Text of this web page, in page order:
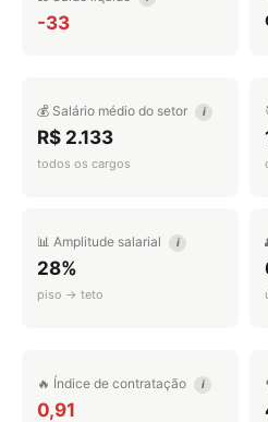
-33
💰 Salário médio do setor i
R$ 2.133
todos os cargos
📊 Amplitude salarial i
28%
piso → teto
🔥 Índice de contratação i
0,91